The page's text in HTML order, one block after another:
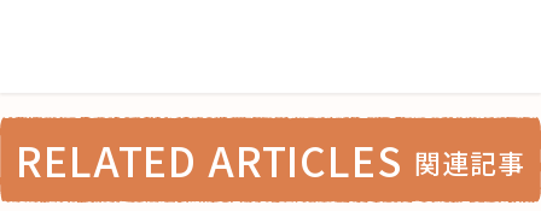
RELATED ARTICLES 関連記事